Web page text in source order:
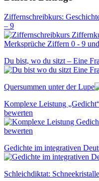
Ziffernschreibkurs:
– 9
Du bist, wo du sitzt – Eine
Quersummen unter der Lupe
Komplexe Leistung
bewerten
Gedichte im integrativen
Schleichdiktat: Schneekristalle